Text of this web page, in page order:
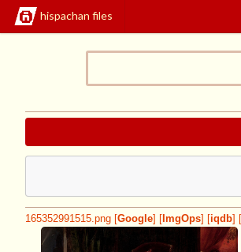
hispachan files
165352991515.png Google ImgOps iqdb